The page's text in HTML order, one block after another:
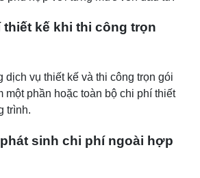
thiết kế khi thi công trọn
dịch vụ thiết kế và thi công trọn gói
phần hoặc toàn bộ chi phí thiết
trình.
sinh chi phí ngoài hợp